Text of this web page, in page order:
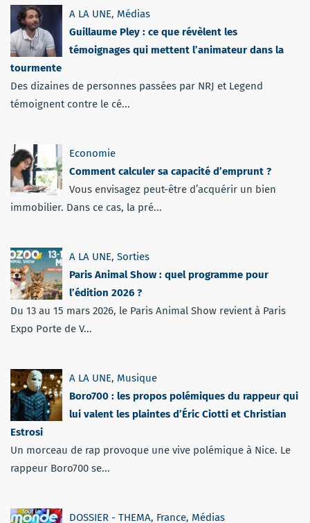
A LA UNE, Médias
Guillaume Pley : ce que révèlent les
témoignages qui mettent l’animateur dans la
tourmente
Des dizaines de personnes passées par NRJ et Legend
témoignent contre le cé...
Economie
Comment calculer sa capacité d’emprunt ?
Vous envisagez peut-être d’acquérir un bien
immobilier. Dans ce cas, la pré...
A LA UNE, Sorties
Paris Animal Show : quel programme pour
l’édition 2026 ?
Du 13 au 15 mars 2026, le Paris Animal Show revient à Paris
Expo Porte de V...
A LA UNE, Musique
Boro700 : les propos polémiques du rappeur qui
lui valent les plaintes d’Éric Ciotti et Christian
Estrosi
Un morceau de rap provoque une vive polémique à Nice. Le
rappeur Boro700 se...
DOSSIER - THEMA, France, Médias